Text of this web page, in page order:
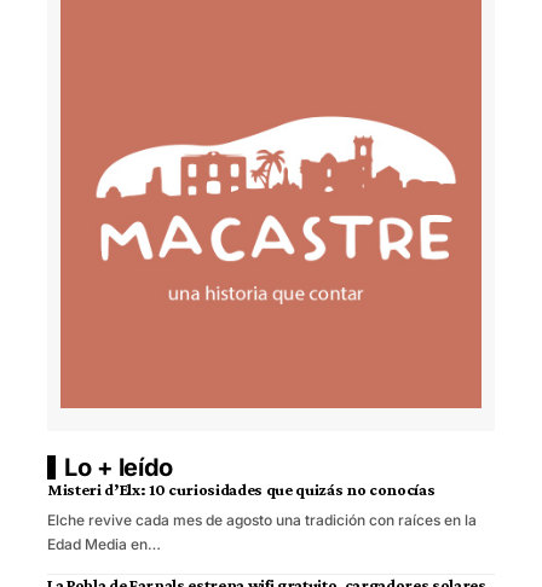
Lo + leído
Misteri d’Elx: 10 curiosidades que quizás no conocías
Elche revive cada mes de agosto una tradición con raíces en la
Edad Media en…